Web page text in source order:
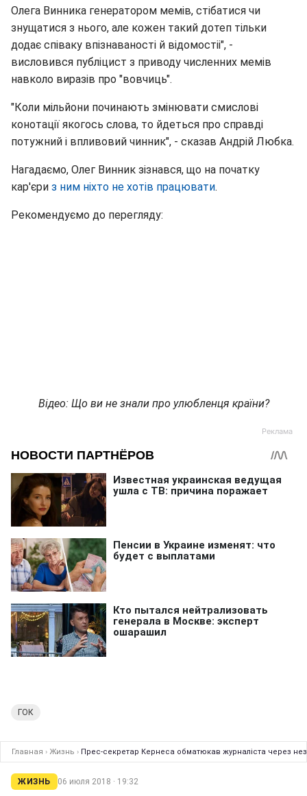
Олега Винника генератором мемів, стібатися чи
знущатися з нього, але кожен такий дотеп тільки
додає співаку впізнаваності й відомостіі", -
висловився публіцист з приводу численних мемів
навколо виразів про "вовчиць".
"Коли мільйони починають змінювати смислові
конотації якогось слова, то йдеться про справді
потужний і впливовий чинник", - сказав Андрій Любка.
Нагадаємо, Олег Винник зізнався, що на початку
кар'єри з ним ніхто не хотів працювати.
Рекомендуємо до перегляду:
Відео: Що ви не знали про улюбленця країни?
ГОК
Главная › Жизнь › Прес-секретар Кернеса обматюкав журналіста через
ЖИЗНЬ 06 июля 2018 · 19:32